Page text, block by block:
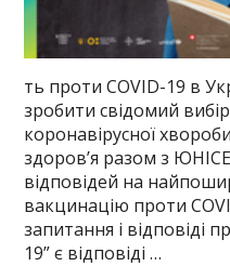
ть проти COVID-19 в
зробити свідомий вибір
коронавірусної
здоров’я разом з
відповідей на
вакцинацію проти
запитання і відповіді
19” є відповіді …